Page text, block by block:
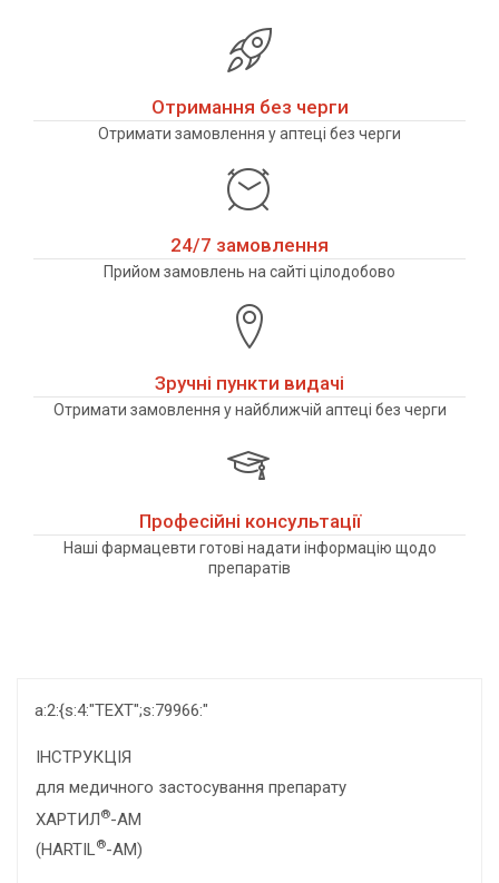
Отримання без черги
Отримати замовлення у аптеці без черги
24/7 замовлення
Прийом замовлень на сайті цілодобово
Зручні пункти видачі
Отримати замовлення у найближчій аптеці без черги
Професійні консультації
Наші фармацевти готові надати інформацію щодо
препаратів
a:2:{s:4:"TEXT";s:79966:"
ІНСТРУКЦІЯ
для медичного застосування препарату
ХАРТИЛ®-АМ
(HARTIL®-АМ)